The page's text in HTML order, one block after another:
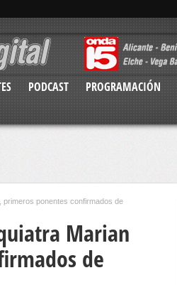
PODCAST PROGRAMACIÓN
primeros ponentes confirmados de
Marian
de